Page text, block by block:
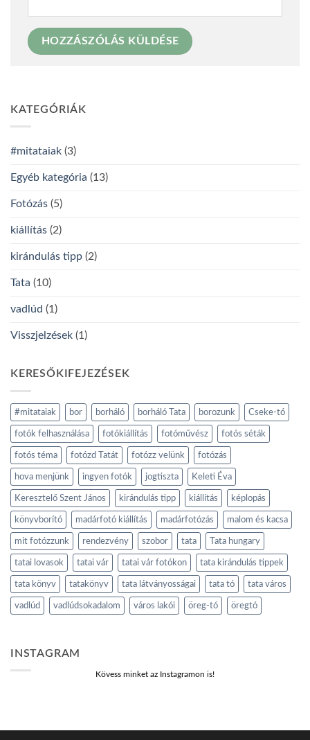
KATEGÓRIÁK
#mitataiak (3)
Egyéb kategória (13)
Fotózás (5)
kiállítás (2)
kirándulás tipp (2)
Tata (10)
vadlúd (1)
Visszjelzések (1)
KERESŐKIFEJEZÉSEK
#mitataiak bor borháló borháló Tata borozunk Cseke-tó
fotók felhasználása fotókiállítás fotóművész fotós séták
fotós téma fotózd Tatát fotózz velünk fotózás
hova menjünk ingyen fotók jogtiszta Keleti Éva
Keresztelő Szent János kirándulás tipp kiállítás képlopás
könyvborító madárfotó kiállítás madárfotózás malom és kacsa
mit fotózzunk rendezvény szobor tata Tata hungary
tatai lovasok tatai vár tatai vár fotókon tata kirándulás tippek
tata könyv tatakönyv tata látványosságai tata tó tata város
vadlúd vadlúdsokadalom város lakói öreg-tó öregtó
INSTAGRAM
Kövess minket az Instagramon is!